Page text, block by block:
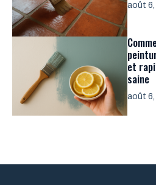
août 6,
et
saine
août 6,